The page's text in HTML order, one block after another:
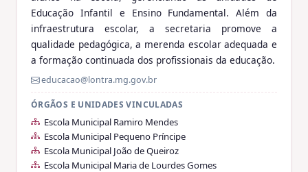
Educação Infantil e Ensino Fundamental. Além da
infraestrutura escolar, a secretaria promove a
qualidade pedagógica, a merenda escolar adequada e
a formação continuada dos profissionais da educação.
educacao@lontra.mg.gov.br
ÓRGÃOS E UNIDADES VINCULADAS
Escola Municipal Ramiro Mendes
Escola Municipal Pequeno Príncipe
Escola Municipal João de Queiroz
Escola Municipal Maria de Lourdes Gomes